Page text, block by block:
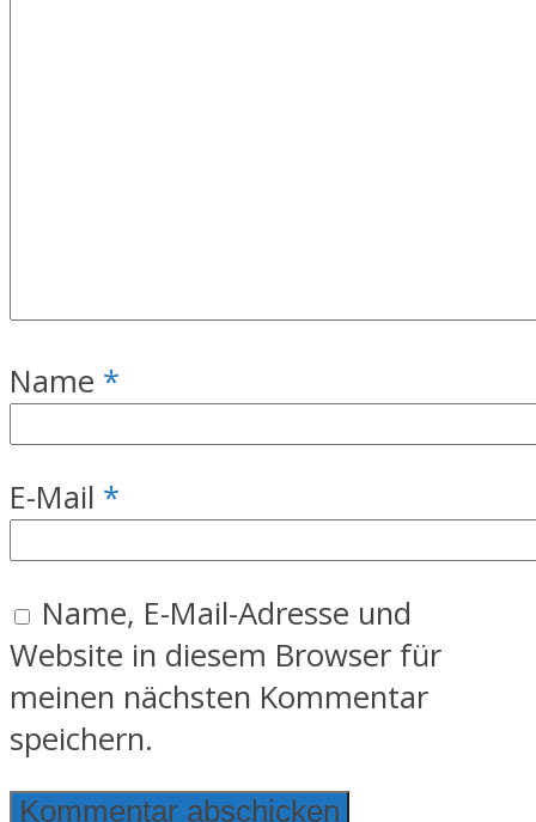
Name *
E-Mail *
Name, E-Mail-Adresse und
Website in diesem Browser für
meinen nächsten Kommentar
speichern.